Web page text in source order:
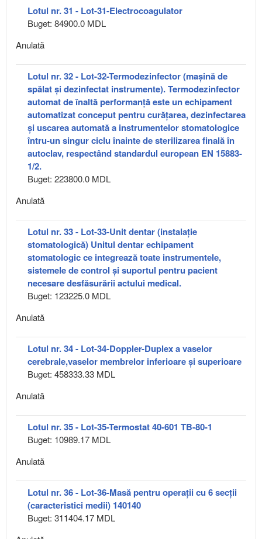
Lotul nr. 31 - Lot-31-Electrocoagulator
Buget: 84900.0 MDL
Anulată
Lotul nr. 32 - Lot-32-Termodezinfector (mașină de
spălat și dezinfectat instrumente). Termodezinfector
automat de înaltă performanță este un echipament
automatizat conceput pentru curățarea, dezinfectarea
și uscarea automată a instrumentelor stomatologice
întru-un singur ciclu înainte de sterilizarea finală în
autoclav, respectând standardul european EN 15883-
1/2.
Buget: 223800.0 MDL
Anulată
Lotul nr. 33 - Lot-33-Unit dentar (instalație
stomatologică) Unitul dentar echipament
stomatologic ce integrează toate instrumentele,
sistemele de control și suportul pentru pacient
necesare desfăsurării actului medical.
Buget: 123225.0 MDL
Anulată
Lotul nr. 34 - Lot-34-Doppler-Duplex a vaselor
cerebrale,vaselor membrelor inferioare și superioare
Buget: 458333.33 MDL
Anulată
Lotul nr. 35 - Lot-35-Termostat 40-601 TB-80-1
Buget: 10989.17 MDL
Anulată
Lotul nr. 36 - Lot-36-Masă pentru operații cu 6 secții
(caracteristici medii) 140140
Buget: 311404.17 MDL